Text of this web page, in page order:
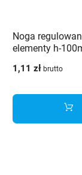
Noga
elementy h-
1,11 zł brutto